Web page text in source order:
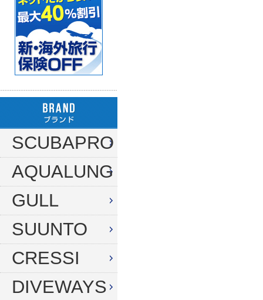
ライン
バンジー
リール
パーツ・アクセサリー
フロート
ストリンガー
ラインワインダー
手モリ・パラライザー
手モリアクセサリー
スカリ・網
アワビオコシ
その他
レギュレターバッグ
スーツバッグ
その他
指示棒
マスク曇り止め
ベル・シェーカー
リール
その他
ホーン・ブザー
ライフジャケット
アクセサリー・その他
簡易潜水器具
水中銃(スピアガン)・手モリ関
その他
リー交換
エアチャージ
レギュレター
BCジャケット
ゲージ
オクトパス
ダイブコンピューター
タンク（4・8・10L）
タンク（12・14L）
タンク（250気圧）
タンク（300気圧）
マスク
フィン
ドライスーツ用フィン
SCUBAPRO
AQUALUNG
GULL
SUUNTO
CRESSI
DIVEWAYS